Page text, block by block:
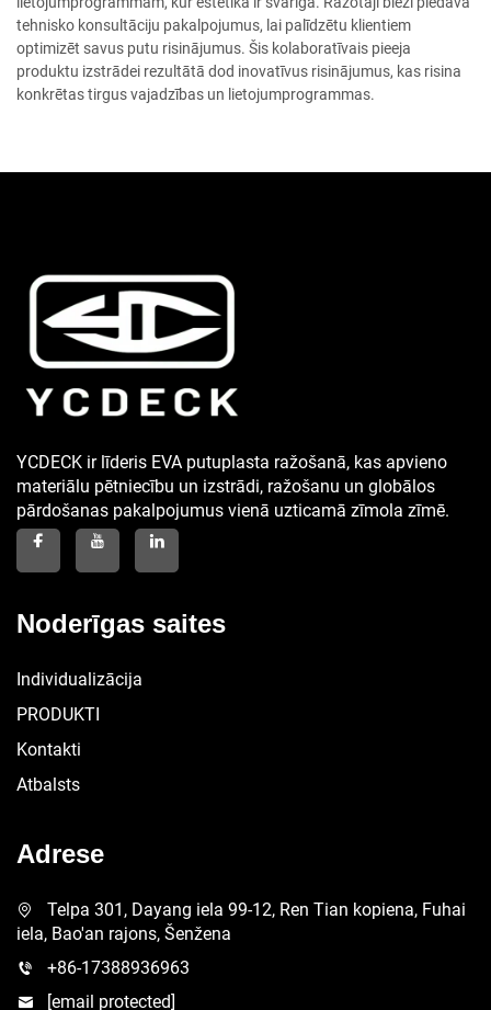
tehnisko konsultāciju pakalpojumus, lai palīdzētu klientiem
optimizēt savus putu risinājumus. Šis kolaboratīvais pieeja
produktu izstrādei rezultātā dod inovatīvus risinājumus, kas risina
konkrētas tirgus vajadzības un lietojumprogrammas.
YCDECK ir līderis EVA putuplasta ražošanā, kas apvieno
materiālu pētniecību un izstrādi, ražošanu un globālos
pārdošanas pakalpojumus vienā uzticamā zīmola zīmē.
Noderīgas saites
Individualizācija
PRODUKTI
Kontakti
Atbalsts
Adrese
Telpa 301, Dayang iela 99-12, Ren Tian kopiena, Fuhai
iela, Bao'an rajons, Šenžena
+86-17388936963
[email protected]